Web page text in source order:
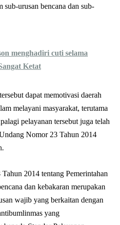
sub-urusan bencana dan sub-
menghadiri cuti selama
Ketat
dapat memotivasi daerah
melayani masyarakat, terutama
pelayanan tersebut juga telah
Nomor 23 Tahun 2014
2014 tentang Pemerintahan
dan kebakaran merupakan
wajib yang berkaitan dengan
yang